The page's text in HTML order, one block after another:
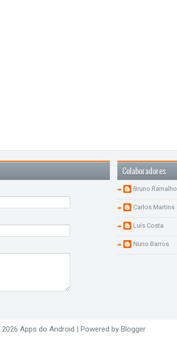
Colaboradores
Bruno Ramalho
Carlos Martins
Luís Costa
Nuno Barros
2026 Apps do Android | Powered by Blogger